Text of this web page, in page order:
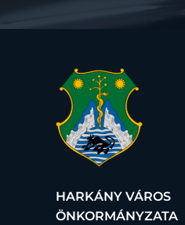
HARKÁNY VÁROS
ÖNKORMÁNYZATA